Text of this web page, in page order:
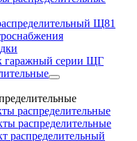
Щ81
серии ЩГ
распределительные
распределительные
распределительный